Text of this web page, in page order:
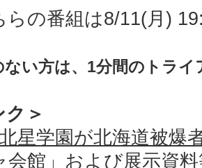
らの番組は8/11(月)
い方は、1分間のトライ
ク＞
星学園が北海道被爆
会館」および展示資